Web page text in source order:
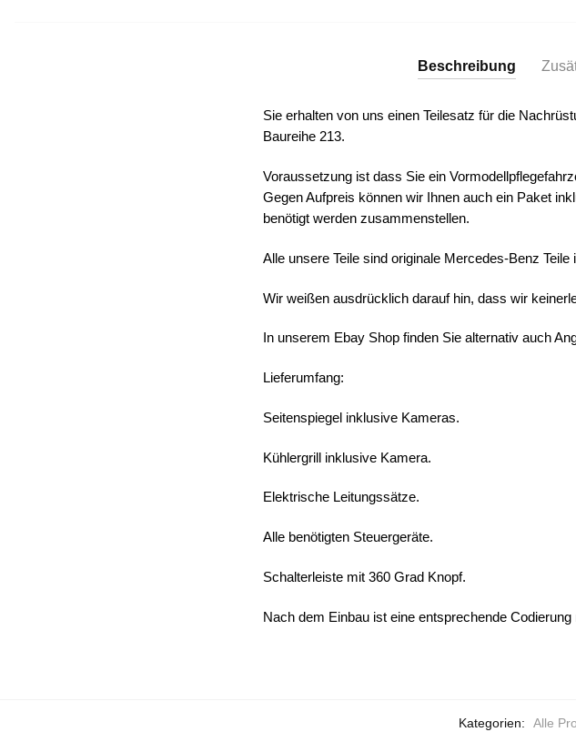
Beschreibung
Sie erhalten von uns einen Teilesatz für die
Baureihe 213.
Voraussetzung ist dass Sie ein
Gegen Aufpreis können wir Ihnen auch ein Paket
benötigt werden zusammenstellen.
Alle unsere Teile sind originale Mercedes-Benz Teile
Wir weißen ausdrücklich darauf hin, dass wir
In unserem Ebay Shop finden Sie alternativ auch
Lieferumfang:
Seitenspiegel inklusive Kameras.
Kühlergrill inklusive Kamera.
Elektrische Leitungssätze.
Alle benötigten Steuergeräte.
Schalterleiste mit 360 Grad Knopf.
Nach dem Einbau ist eine entsprechende Codierung
Kategorien: Alle